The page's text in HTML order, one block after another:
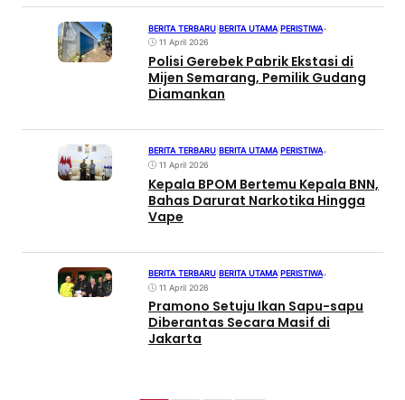
BERITA TERBARU BERITA UTAMA PERISTIWA•
11 April 2026
Polisi Gerebek Pabrik Ekstasi di
Mijen Semarang, Pemilik Gudang
Diamankan
BERITA TERBARU BERITA UTAMA|PERISTIWA•
11 April 2026
Kepala BPOM Bertemu Kepala BNN,
Bahas Darurat Narkotika Hingga
Vape
BERITA TERBARU BERITA UTAMA PERISTIWA•
11 April 2026
Pramono Setuju Ikan Sapu-sapu
Diberantas Secara Masif di
Jakarta